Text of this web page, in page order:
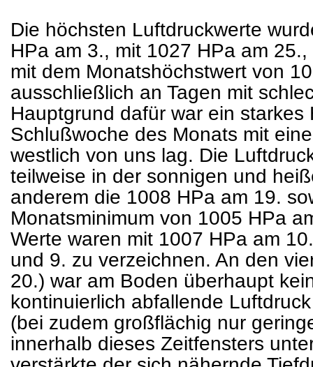
Die höchsten Luftdruckwerte
HPa am 3., mit 1027 HPa am
mit dem Monatshöchstwert von
ausschließlich an Tagen mit
Hauptgrund dafür war ein
Schlußwoche des Monats mit
westlich von uns lag. Die
teilweise in der sonnigen und
anderem die 1008 HPa am 19.
Monatsminimum von 1005 HPa
Werte waren mit 1007 HPa am
und 9. zu verzeichnen. An den
20.) war am Boden überhaupt
kontinuierlich abfallende
(bei zudem großflächig nur
innerhalb dieses Zeitfensters